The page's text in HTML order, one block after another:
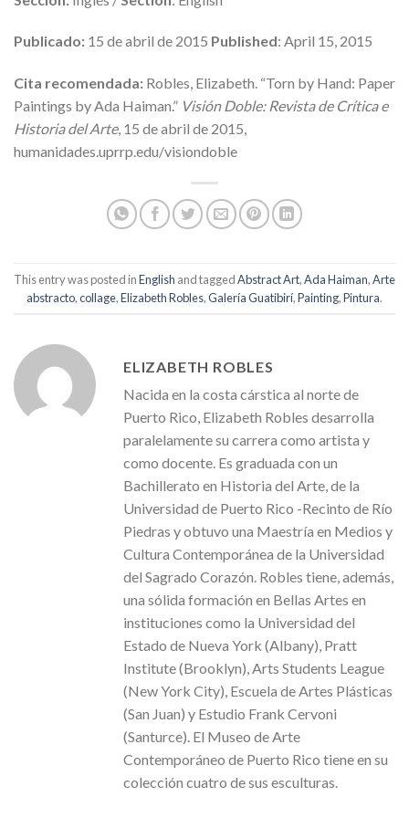
Publicado: 15 de abril de 2015 Published: April 15, 2015
Cita recomendada: Robles, Elizabeth. “Torn by Hand: Paper
Paintings by Ada Haiman.” Visión Doble: Revista de Crítica e
Historia del Arte, 15 de abril de 2015,
humanidades.uprrp.edu/visiondoble
This entry was posted inEnglish and taggedAbstract Art,Ada Haiman,Arte
abstracto,collage,Elizabeth Robles,Galería Guatibirí,Painting,Pintura.
ELIZABETH ROBLES
Nacida en la costa cárstica al norte de
Puerto Rico, Elizabeth Robles desarrolla
paralelamente su carrera como artista y
como docente. Es graduada con un
Bachillerato en Historia del Arte, de la
Universidad de Puerto Rico -Recinto de Río
Piedras y obtuvo una Maestría en Medios y
Cultura Contemporánea de la Universidad
del Sagrado Corazón. Robles tiene, además,
una sólida formación en Bellas Artes en
instituciones como la Universidad del
Estado de Nueva York (Albany), Pratt
Institute (Brooklyn), Arts Students League
(New York City), Escuela de Artes Plásticas
(San Juan) y Estudio Frank Cervoni
(Santurce). El Museo de Arte
Contemporáneo de Puerto Rico tiene en su
colección cuatro de sus esculturas.